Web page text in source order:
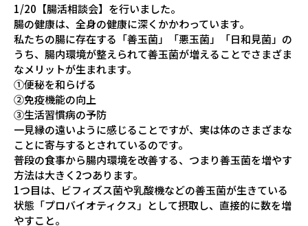
1/20【腸活相談会】を行いました。
腸の健康は、全身の健康に深くかかわっています。
私たちの腸に存在する「善玉菌」「悪玉菌」「日和見菌」の
うち、腸内環境が整えられて善玉菌が増えることでさまざま
なメリットが生まれます。
①便秘を和らげる
②免疫機能の向上
③生活習慣病の予防
一見縁の遠いように感じることですが、実は体のさまざまな
ことに寄与するとされているのです。
普段の食事から腸内環境を改善する、つまり善玉菌を増やす
方法は大きく2つあります。
1つ目は、ビフィズス菌や乳酸機などの善玉菌が生きている
状態「プロバイオティクス」として摂取し、直接的に数を増
やすこと。